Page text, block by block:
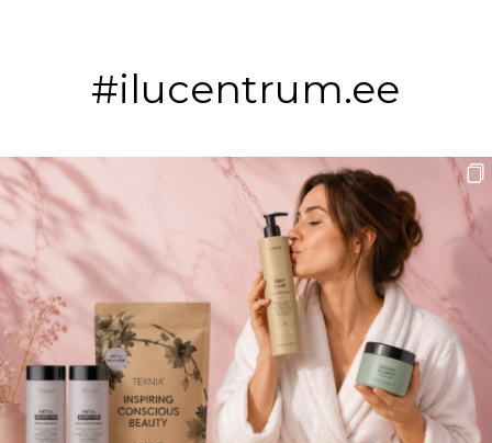
#ilucentrum.ee